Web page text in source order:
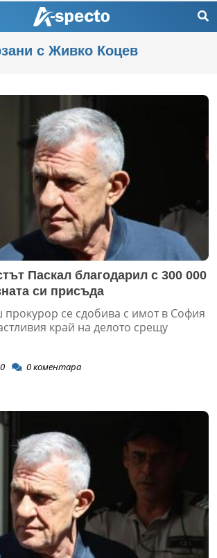
с Живко Коцев
Паскал благодарил с 300 000
си присъда
се сдобива с имот в София
край на делото срещу
0коментара